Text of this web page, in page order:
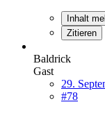
Inhalt
Zitieren
Baldrick
Gast
29.
#78